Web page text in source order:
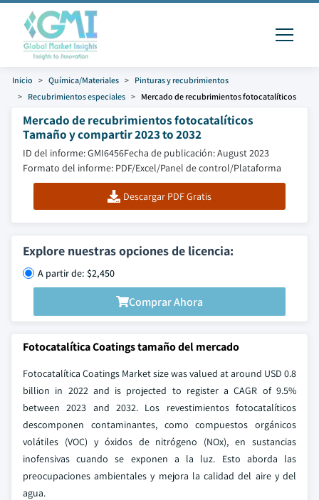
Inicio Química/Materiales
Pinturas y recubrimientos
Recubrimientos especiales
Mercado de recubrimientos fotocatalíticos
Mercado de recubrimientos fotocatalíticos
Tamaño y compartir 2023 to 2032
ID del informe: GMI6456Fecha de publicación: August 2023
Formato del informe: PDF/Excel/Panel de control/Plataforma
Descargar PDF Gratis
Explore nuestras opciones de licencia:
A partir de: $2,450
Comprar Ahora
Fotocatalítica Coatings tamaño del mercado
Fotocatalítica Coatings Market size was valued at around USD 0.8
billion in 2022 and is projected to register a CAGR of 9.5%
between 2023 and 2032. Los revestimientos fotocatalíticos
descomponen contaminantes, como compuestos orgánicos
volátiles (VOC) y óxidos de nitrógeno (NOx), en sustancias
inofensivas cuando se exponen a la luz. Esto aborda las
preocupaciones ambientales y mejora la calidad del aire y del
agua.